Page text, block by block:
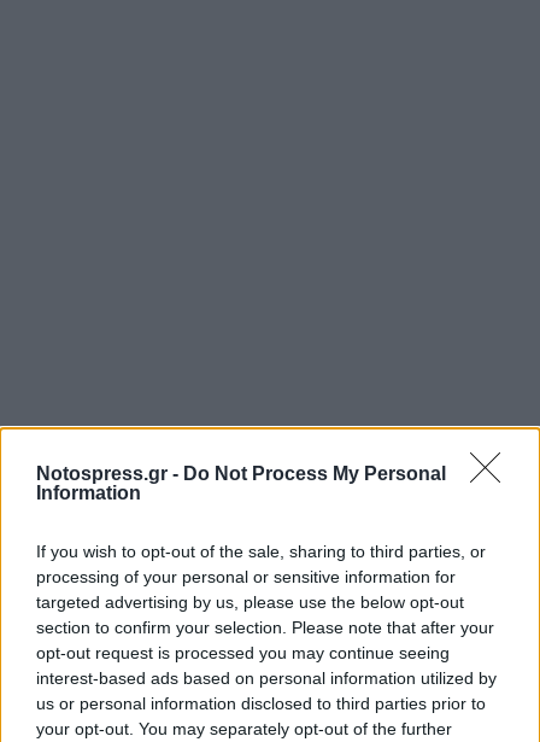
Notospress.gr - Do Not Process My Personal
Information
If you wish to opt-out of the sale, sharing to third parties, or
processing of your personal or sensitive information for
targeted advertising by us, please use the below opt-out
section to confirm your selection. Please note that after your
opt-out request is processed you may continue seeing
interest-based ads based on personal information utilized by
us or personal information disclosed to third parties prior to
your opt-out. You may separately opt-out of the further